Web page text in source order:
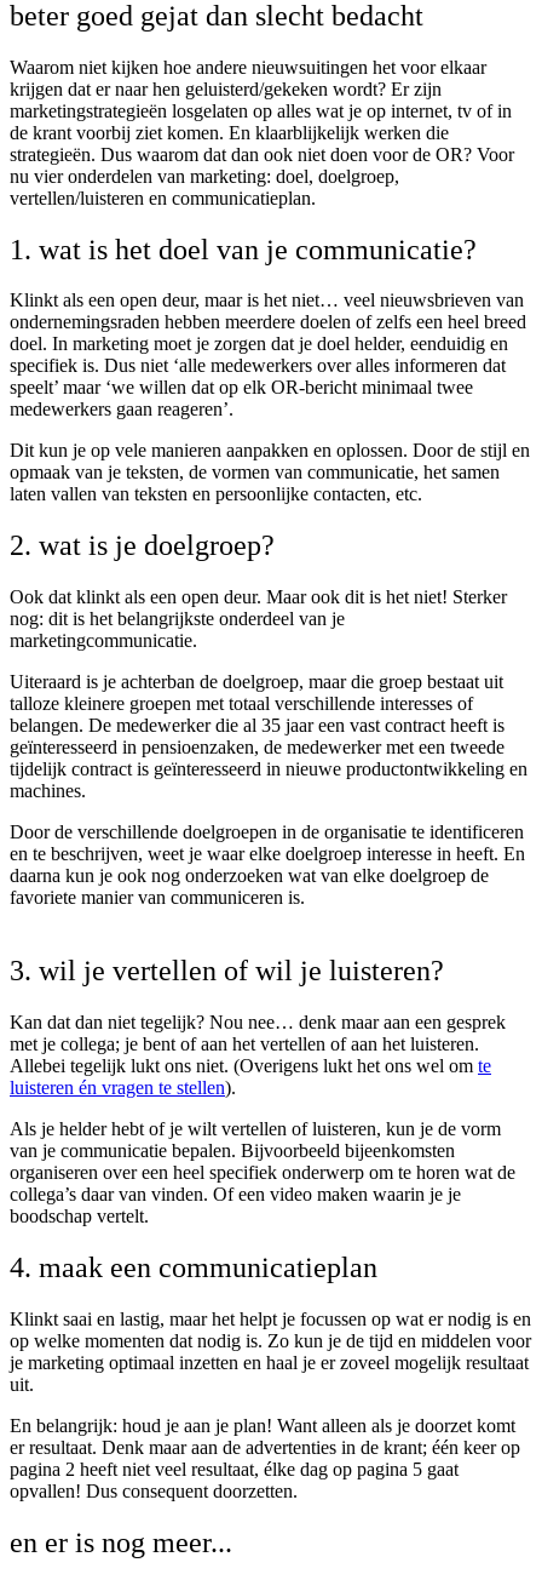
beter goed gejat dan slecht bedacht
Waarom niet kijken hoe andere nieuwsuitingen het voor elkaar
krijgen dat er naar hen geluisterd/gekeken wordt? Er zijn
marketingstrategieën losgelaten op alles wat je op internet, tv of in
de krant voorbij ziet komen. En klaarblijkelijk werken die
strategieën. Dus waarom dat dan ook niet doen voor de OR? Voor
nu vier onderdelen van marketing: doel, doelgroep,
vertellen/luisteren en communicatieplan.
1. wat is het doel van je communicatie?
Klinkt als een open deur, maar is het niet… veel nieuwsbrieven van
ondernemingsraden hebben meerdere doelen of zelfs een heel breed
doel. In marketing moet je zorgen dat je doel helder, eenduidig en
specifiek is. Dus niet ‘alle medewerkers over alles informeren dat
speelt’ maar ‘we willen dat op elk OR-bericht minimaal twee
medewerkers gaan reageren’.
Dit kun je op vele manieren aanpakken en oplossen. Door de stijl en
opmaak van je teksten, de vormen van communicatie, het samen
laten vallen van teksten en persoonlijke contacten, etc.
2. wat is je doelgroep?
Ook dat klinkt als een open deur. Maar ook dit is het niet! Sterker
nog: dit is het belangrijkste onderdeel van je
marketingcommunicatie.
Uiteraard is je achterban de doelgroep, maar die groep bestaat uit
talloze kleinere groepen met totaal verschillende interesses of
belangen. De medewerker die al 35 jaar een vast contract heeft is
geïnteresseerd in pensioenzaken, de medewerker met een tweede
tijdelijk contract is geïnteresseerd in nieuwe productontwikkeling en
machines.
Door de verschillende doelgroepen in de organisatie te identificeren
en te beschrijven, weet je waar elke doelgroep interesse in heeft. En
daarna kun je ook nog onderzoeken wat van elke doelgroep de
favoriete manier van communiceren is.
3. wil je vertellen of wil je luisteren?
Kan dat dan niet tegelijk? Nou nee… denk maar aan een gesprek
met je collega; je bent of aan het vertellen of aan het luisteren.
Allebei tegelijk lukt ons niet. (Overigens lukt het ons wel om te
luisteren én vragen te stellen).
Als je helder hebt of je wilt vertellen of luisteren, kun je de vorm
van je communicatie bepalen. Bijvoorbeeld bijeenkomsten
organiseren over een heel specifiek onderwerp om te horen wat de
collega’s daar van vinden. Of een video maken waarin je je
boodschap vertelt.
4. maak een communicatieplan
Klinkt saai en lastig, maar het helpt je focussen op wat er nodig is en
op welke momenten dat nodig is. Zo kun je de tijd en middelen voor
je marketing optimaal inzetten en haal je er zoveel mogelijk resultaat
uit.
En belangrijk: houd je aan je plan! Want alleen als je doorzet komt
er resultaat. Denk maar aan de advertenties in de krant; één keer op
pagina 2 heeft niet veel resultaat, élke dag op pagina 5 gaat
opvallen! Dus consequent doorzetten.
en er is nog meer...